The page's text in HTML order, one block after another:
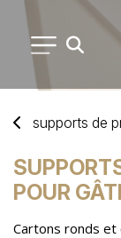
USAGE
supports de
POUR
Cartons ronds et